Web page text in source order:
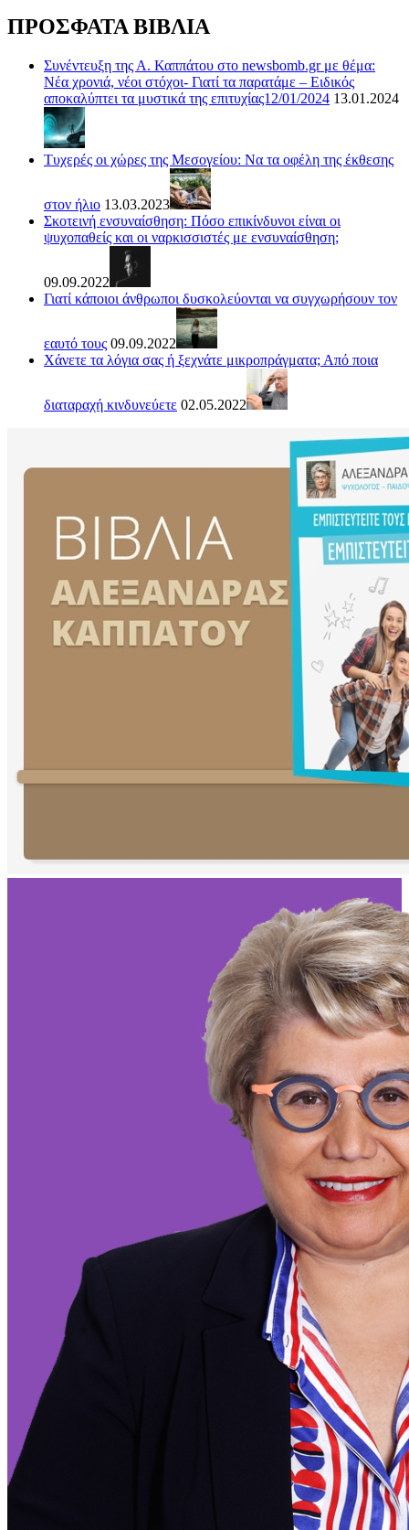
ΠΡΟΣΦΑΤΑ ΒΙΒΛΙΑ
Συνέντευξη της Α. Καππάτου στο newsbomb.gr με θέμα:
Νέα χρονιά, νέοι στόχοι- Γιατί τα παρατάμε – Ειδικός
αποκαλύπτει τα μυστικά της επιτυχίας12/01/2024 13.01.2024
Τυχερές οι χώρες της Μεσογείου: Να τα οφέλη της έκθεσης
στον ήλιο 13.03.2023
Σκοτεινή ενσυναίσθηση: Πόσο επικίνδυνοι είναι οι
ψυχοπαθείς και οι ναρκισσιστές με ενσυναίσθηση;
09.09.2022
Γιατί κάποιοι άνθρωποι δυσκολεύονται να συγχωρήσουν τον
εαυτό τους 09.09.2022
Χάνετε τα λόγια σας ή ξεχνάτε μικροπράγματα; Από ποια
διαταραχή κινδυνεύετε 02.05.2022